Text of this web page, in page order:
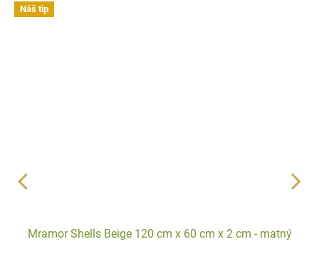
Náš tip
Mramor Shells Beige 120 cm x 60 cm x 2 cm - matný